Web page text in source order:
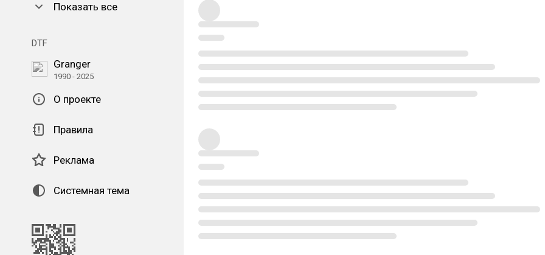
Показать все
DTF
Granger
1990 - 2025
О проекте
Правила
Реклама
Системная тема